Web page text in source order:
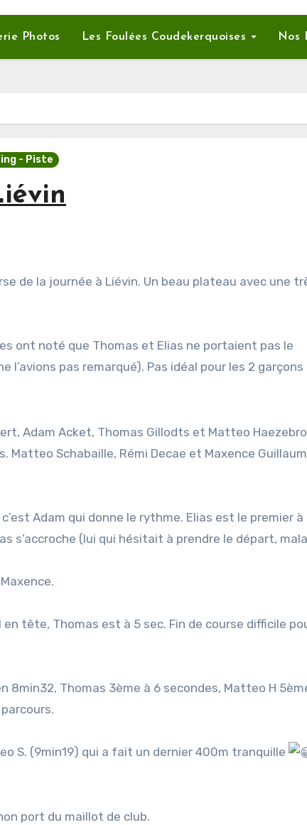
Photos Les Foulées Coudekerquoises Nos
- Piste
ont noté que Thomas et Elias ne portaient pas le
l’avions pas remarqué). Pas idéal pour les 2 garçons
Adam Acket, Thomas Gillodts et Matteo
Schabaille, Rémi Decae et Maxence
Adam qui donne le rythme. Elias est le premier à
s’accroche (lui qui hésitait à prendre le départ,
tête, Thomas est à 5 sec. Fin de course difficile
8min32, Thomas 3ème à 6 secondes, Matteo H
S. (9min19) qui a fait un dernier 400m tranquille
port du maillot de club.